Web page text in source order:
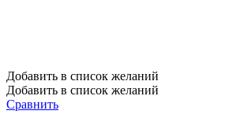
Добавить в список желаний
Добавить в список желаний
Сравнить